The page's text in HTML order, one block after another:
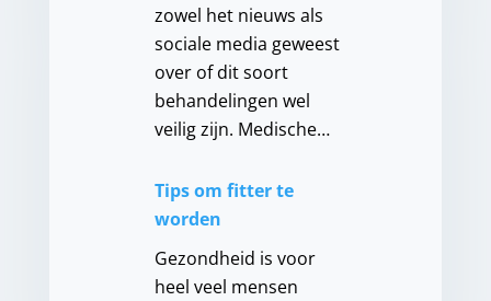
zowel het nieuws als
sociale media geweest
over of dit soort
behandelingen wel
veilig zijn. Medische…
Tips om fitter te
worden
Gezondheid is voor
heel veel mensen